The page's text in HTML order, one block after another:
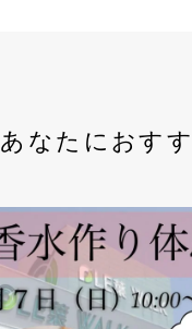
あなたにおす